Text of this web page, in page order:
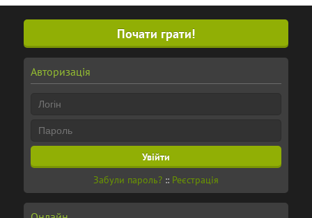
Почати грати!
Авторизація
Забули пароль? :: Реєстрація